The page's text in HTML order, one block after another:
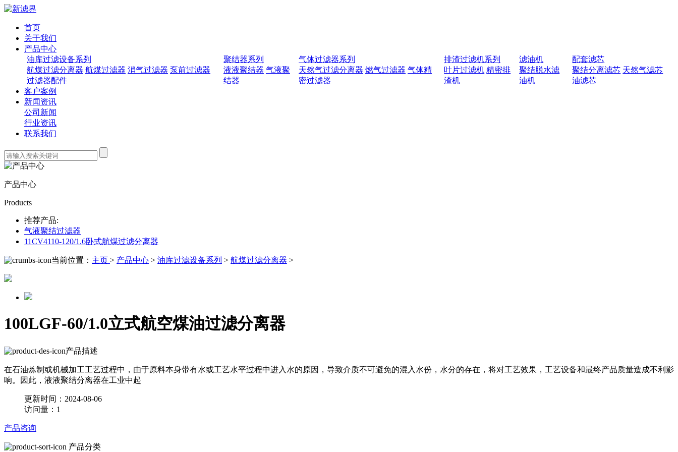
首页
关于我们
产品中心
油库过滤设备系列
航煤过滤分离器 航煤过滤器 消气过滤器 泵前过滤器
过滤器配件
聚结器系列
液液聚结器 气液聚
结器
气体过滤器系列
天然气过滤分离器 燃气过滤器 气体精
密过滤器
排渣过滤机系列
叶片过滤机 精密排
渣机
滤油机
聚结脱水滤
油机
配套滤芯
聚结分离滤芯 天然气滤芯
油滤芯
客户案例
新闻资讯
公司新闻
行业资讯
联系我们
产品中心
Products
推荐产品:
气液聚结过滤器
11CV4110-120/1.6卧式航煤过滤分离器
当前位置： 主页 > 产品中心 > 油库过滤设备系列 > 航煤过滤分离器 >
100LGF-60/1.0立式航空煤油过滤分离器
产品描述
在石油炼制或机械加工工艺过程中，由于原料本身带有水或工艺水平过程中进入水的原因，导致介质不可避免的混入水份，水分的存在，将对工艺效果，工艺设备和最终产品质量造成不利影
响。因此，液液聚结分离器在工业中起
更新时间：2024-08-06
访问量：1
产品咨询
产品分类